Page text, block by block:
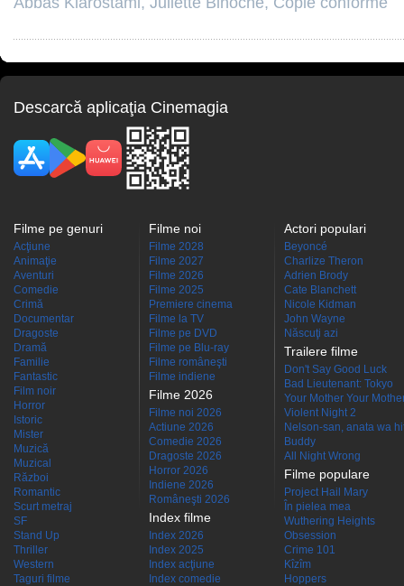
Descarcă aplicaţia Cinemagia
Filme pe genuri
Acţiune
Animaţie
Aventuri
Comedie
Crimă
Documentar
Dragoste
Dramă
Familie
Fantastic
Film noir
Horror
Istoric
Mister
Muzică
Muzical
Război
Romantic
Scurt metraj
SF
Stand Up
Thriller
Western
Taguri filme
Filme noi
Filme 2028
Filme 2027
Filme 2026
Filme 2025
Premiere cinema
Filme la TV
Filme pe DVD
Filme pe Blu-ray
Filme româneşti
Filme indiene
Filme 2026
Filme noi 2026
Actiune 2026
Comedie 2026
Dragoste 2026
Horror 2026
Indiene 2026
Româneşti 2026
Index filme
Index 2026
Index 2025
Index acţiune
Index comedie
Actori populari
Beyoncé
Charlize Theron
Adrien Brody
Cate Blanchett
Nicole Kidman
John Wayne
Născuţi azi
Trailere filme
Don't Say Good Luck
Bad Lieutenant: Tokyo
Your Mother Your
Violent Night 2
Nelson-san, anata wa
Buddy
All Night Wrong
Filme populare
Project Hail Mary
În pielea mea
Wuthering Heights
Obsession
Crime 101
Kîzîm
Hoppers